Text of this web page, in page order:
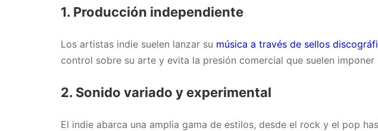
1. Producción independiente
Los artistas indie suelen lanzar su música a través de sellos
control sobre su arte y evita la presión comercial que suelen imponer
2. Sonido variado y experimental
El indie abarca una amplia gama de estilos, desde el rock y el pop